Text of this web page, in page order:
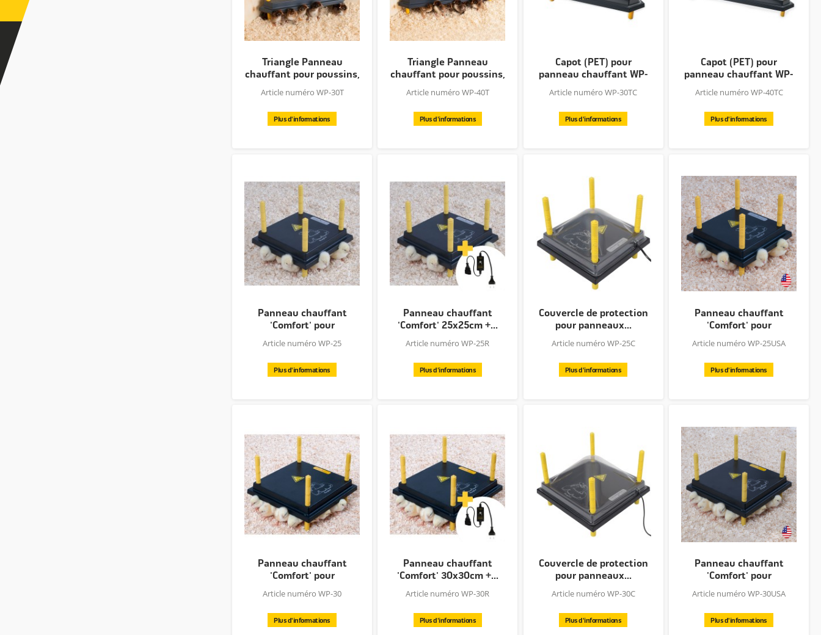
Triangle Panneau
chauffant pour poussins,
30x30cm
Article numéro WP-30T
Plus d'informations
Triangle Panneau
chauffant pour poussins,
40x40cm
Article numéro WP-40T
Plus d'informations
Capot (PET) pour
panneau chauffant WP-
30T
Article numéro WP-30TC
Plus d'informations
Capot (PET) pour
panneau chauffant WP-
40T
Article numéro WP-40TC
Plus d'informations
Panneau chauffant
'Comfort' pour
poussins,...
Article numéro WP-25
Plus d'informations
Panneau chauffant
'Comfort' 25x25cm +...
Article numéro WP-25R
Plus d'informations
Couvercle de protection
pour panneaux...
Article numéro WP-25C
Plus d'informations
Panneau chauffant
'Comfort' pour
poussins...
Article numéro WP-25USA
Plus d'informations
Panneau chauffant
'Comfort' pour
poussins...
Article numéro WP-30
Plus d'informations
Panneau chauffant
'Comfort' 30x30cm +...
Article numéro WP-30R
Plus d'informations
Couvercle de protection
pour panneaux...
Article numéro WP-30C
Plus d'informations
Panneau chauffant
'Comfort' pour
poussins...
Article numéro WP-30USA
Plus d'informations